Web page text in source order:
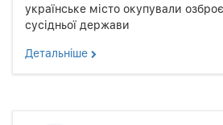
українське місто окупували
сусідньої держави
Детальнiше